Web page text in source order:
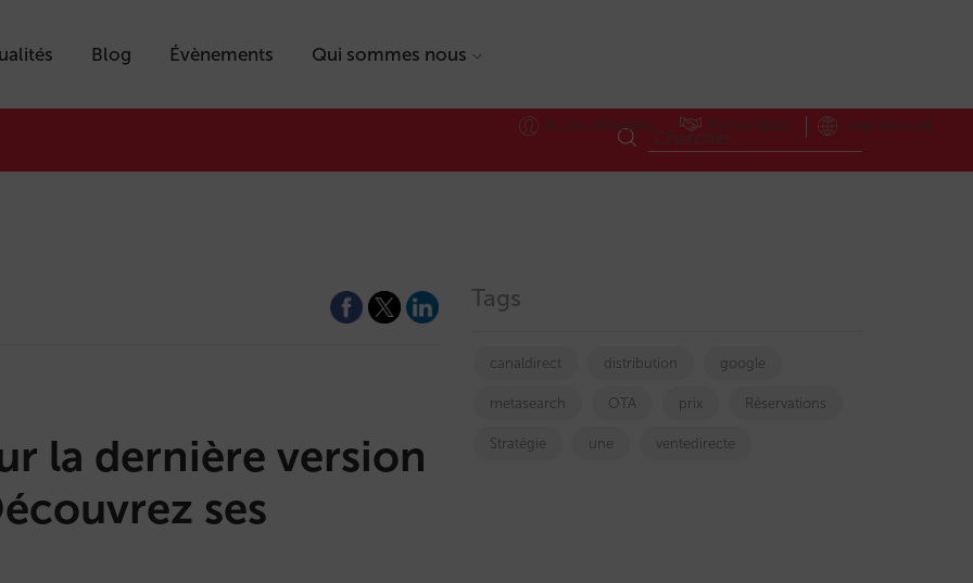
Blog Évènements Qui sommes nous
Accès Hôteliers Partnerships International
la dernière version
ses
Tags
canaldirect distribution google
metasearch OTA prix Réservations
Stratégie une ventedirecte